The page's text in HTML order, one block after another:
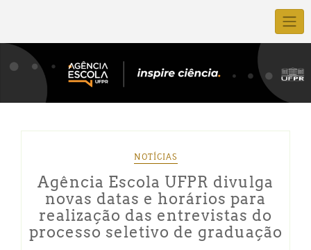
NOTÍCIAS
Agência Escola UFPR divulga
novas datas e horários para
realização das entrevistas do
processo seletivo de graduação